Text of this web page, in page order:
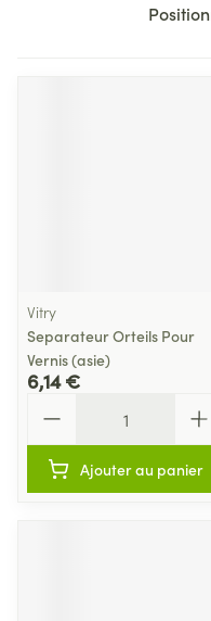
Trier par:
Vitry
Separateur Orteils Pour
Vernis (asie)
6,14 €
Ajouter au panier